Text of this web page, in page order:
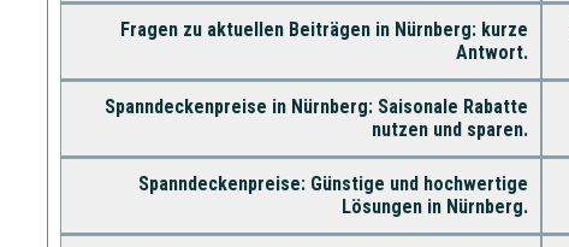
Fragen zu aktuellen Beiträgen in Nürnberg: kurze
Antwort.
Spanndeckenpreise in Nürnberg: Saisonale Rabatte
nutzen und sparen.
Spanndeckenpreise: Günstige und hochwertige
Lösungen in Nürnberg.